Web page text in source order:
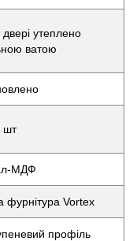
двері утеплено
ватою
шт
МДФ
фурнітура Vortex
профіль